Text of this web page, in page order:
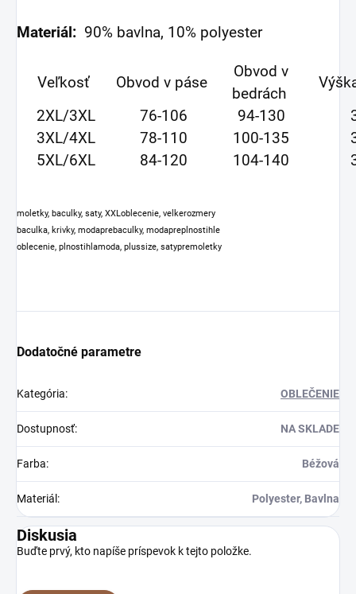
Materiál: 90% bavlna, 10% polyester
Veľkosť Obvod v páse
Obvod v
bedrách
2XL/3XL
76-106 94-130
3XL/4XL
78-110 100-135
5XL/6XL
84-120 104-140
moletky, baculky, saty, XXLoblecenie, velkerozmery
baculka, krivky, modaprebaculky, modapreplnostihle
oblecenie, plnostihlamoda, plussize, satypremoletky
Dodatočné parametre
Kategória: OBLEČENIE
Dostupnosť: NA SKLADE
Farba: Béžová
Materiál: Polyester, Bavlna
Diskusia
Buďte prvý, kto napíše príspevok k tejto položke.